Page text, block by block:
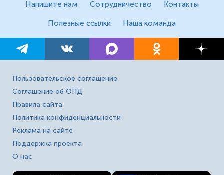
Напишите нам Сотрудничество Контакты
Полезные ссылки Наша команда
Пользовательское соглашение
Соглашение об ОПД
Правила сайта
Политика конфиденциальности
Реклама на сайте
Поддержка проекта
О нас